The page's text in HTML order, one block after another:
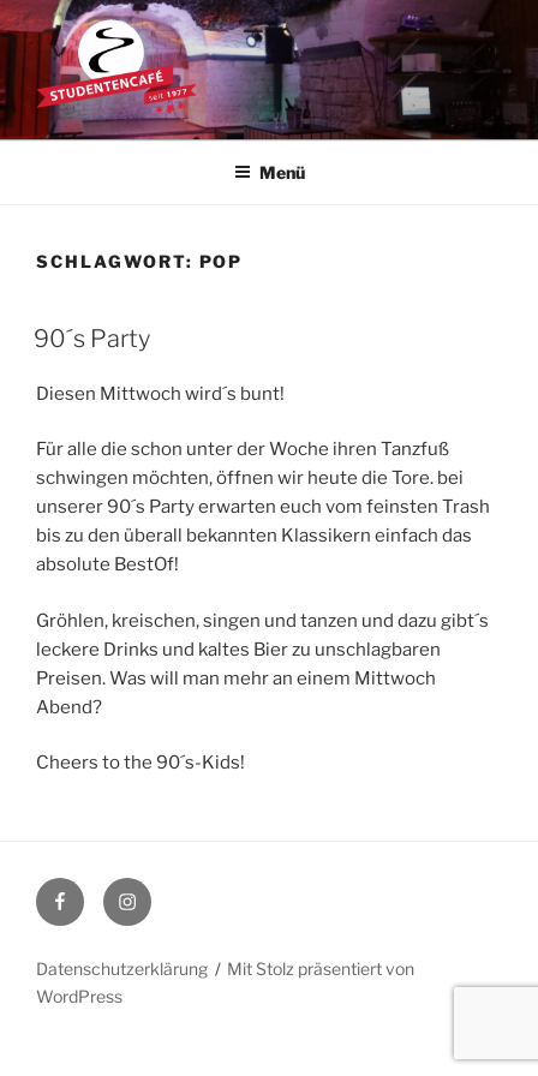
Zum
Inhalt
springen
STUDENTENCAFÉ
Die Kultkneipe in Ulm seit 1977
Menü
SCHLAGWORT: POP
90´s Party
Diesen Mittwoch wird´s bunt!
Für alle die schon unter der Woche ihren Tanzfuß
schwingen möchten, öffnen wir heute die Tore. bei
unserer 90´s Party erwarten euch vom feinsten Trash
bis zu den überall bekannten Klassikern einfach das
absolute BestOf!
Gröhlen, kreischen, singen und tanzen und dazu gibt´s
leckere Drinks und kaltes Bier zu unschlagbaren
Preisen. Was will man mehr an einem Mittwoch
Abend?
Cheers to the 90´s-Kids!
FacebookInstagram
Datenschutzerklärung
Mit Stolz präsentiert von
WordPress